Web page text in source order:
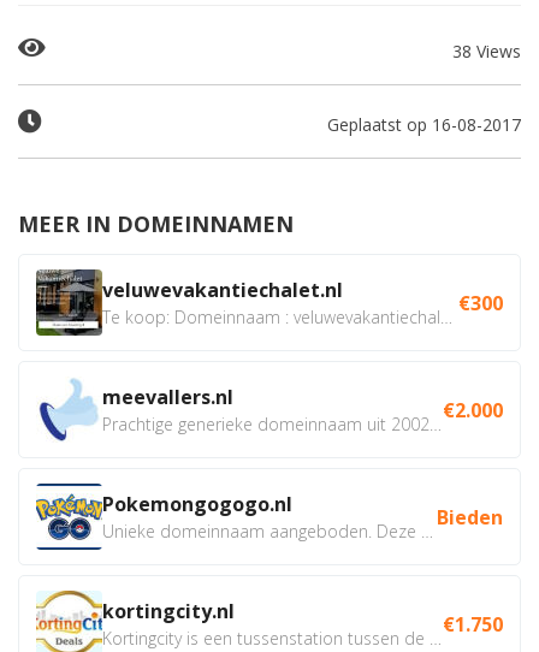
38 Views
Geplaatst op 16-08-2017
MEER IN DOMEINNAMEN
veluwevakantiechalet.nl €300
meevallers.nl €2.000
Pokemongogogo.nl Bieden
kortingcity.nl €1.750